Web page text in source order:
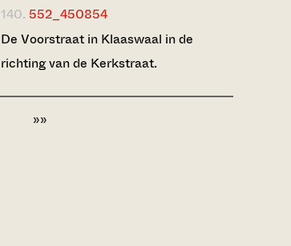
140. 552_450854
De Voorstraat in Klaaswaal in de
richting van de Kerkstraat.
»»